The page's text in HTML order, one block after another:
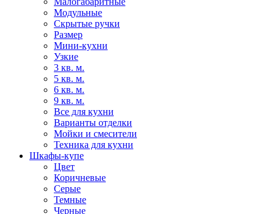
Модульные
Скрытые ручки
Размер
Мини-кухни
Узкие
3 кв. м.
5 кв. м.
6 кв. м.
9 кв. м.
Все для кухни
Варианты отделки
Мойки и смесители
Техника для кухни
Шкафы-купе
Цвет
Коричневые
Серые
Темные
Черные